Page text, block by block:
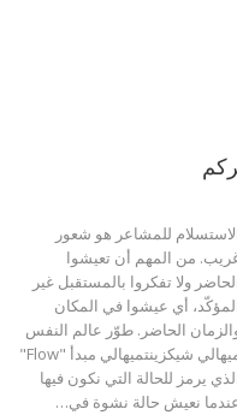
للمشاعر هو شعور
من المهم أن تعيشوا
ولا تفكروا بالمستقبل غير
أي عيشوا في المكان
الحاضر. طوّر عالم النفس
ميهالي شيكزينتميهالي مبدأ "Flow"
يرمز للحالة التي نكون فيها
نعيش حالة نشوة في…